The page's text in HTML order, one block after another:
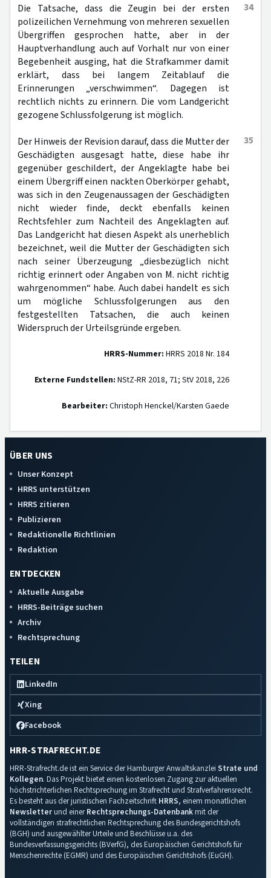
34
Die Tatsache, dass die Zeugin bei der ersten
polizeilichen Vernehmung von mehreren sexuellen
Übergriffen gesprochen hatte, aber in der
Hauptverhandlung auch auf Vorhalt nur von einer
Begebenheit ausging, hat die Strafkammer damit
erklärt, dass bei langem Zeitablauf die
Erinnerungen „verschwimmen“. Dagegen ist
rechtlich nichts zu erinnern. Die vom Landgericht
gezogene Schlussfolgerung ist möglich.
35
Der Hinweis der Revision darauf, dass die Mutter der
Geschädigten ausgesagt hatte, diese habe ihr
gegenüber geschildert, der Angeklagte habe bei
einem Übergriff einen nackten Oberkörper gehabt,
was sich in den Zeugenaussagen der Geschädigten
nicht wieder finde, deckt ebenfalls keinen
Rechtsfehler zum Nachteil des Angeklagten auf.
Das Landgericht hat diesen Aspekt als unerheblich
bezeichnet, weil die Mutter der Geschädigten sich
nach seiner Überzeugung „diesbezüglich nicht
richtig erinnert oder Angaben von M. nicht richtig
wahrgenommen“ habe. Auch dabei handelt es sich
um mögliche Schlussfolgerungen aus den
festgestellten Tatsachen, die auch keinen
Widerspruch der Urteilsgründe ergeben.
HRRS-Nummer: HRRS 2018 Nr. 184
Externe Fundstellen: NStZ-RR 2018, 71; StV 2018, 226
Bearbeiter: Christoph Henckel/Karsten Gaede
ÜBER UNS
Unser Konzept
HRRS unterstützen
HRRS zitieren
Publizieren
Redaktionelle Richtlinien
Redaktion
ENTDECKEN
Aktuelle Ausgabe
HRRS-Beiträge suchen
Archiv
Rechtsprechung
TEILEN
LinkedIn
Xing
Facebook
HRR-STRAFRECHT.DE
HRR-Strafrecht.de ist ein Service der Hamburger Anwaltskanzlei Strate und
Kollegen. Das Projekt bietet einen kostenlosen Zugang zur aktuellen
höchstrichterlichen Rechtsprechung im Strafrecht und Strafverfahrensrecht.
Es besteht aus der juristischen Fachzeitschrift HRRS, einem monatlichen
Newsletterund einerRechtsprechungs-Datenbankmit der
vollständigen strafrechtlichen Rechtsprechung des Bundesgerichtshofs
(BGH) und ausgewählter Urteile und Beschlüsse u.a. des
Bundesverfassungsgerichts (BVerfG), des Europäischen Gerichtshofs für
Menschenrechte (EGMR) und des Europäischen Gerichtshofs (EuGH).